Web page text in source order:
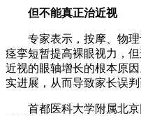
但不能真正治近视
专家表示，按摩、物理
痉挛短暂提高裸眼视力，
近视的眼轴增长的根本原
实进展，从而导致家长误判
首都医科大学附属北京